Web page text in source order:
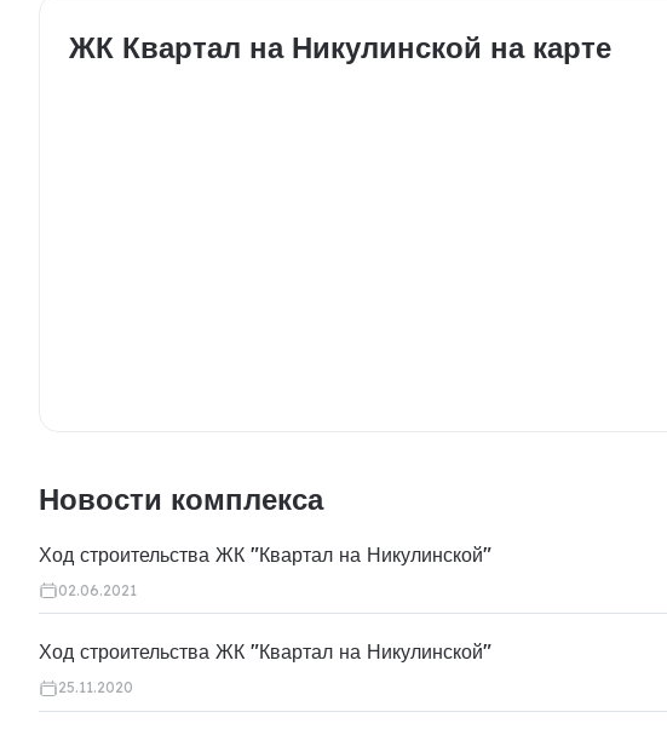
ЖК Квартал на Никулинской на карте
Новости комплекса
Ход строительства ЖК "Квартал на Никулинской"
02.06.2021
Ход строительства ЖК "Квартал на Никулинской"
25.11.2020